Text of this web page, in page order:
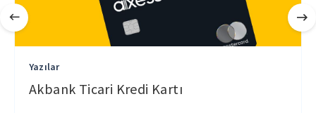
Yazılar
Akbank Ticari Kredi Kartı